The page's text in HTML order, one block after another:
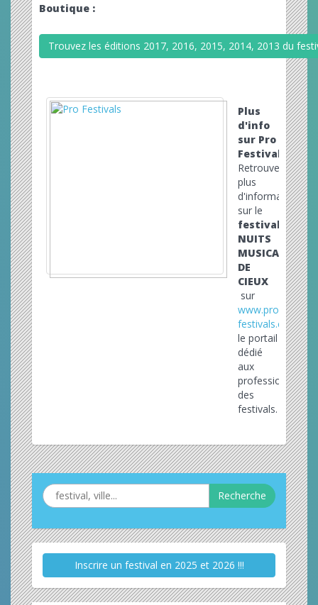
Boutique :
Trouvez les éditions 2017, 2016, 2015, 2014, 2013 du
Plus
d'info
sur Pro
Festivals
Retrouvez
plus
d'informations
sur le
festival
NUITS
MUSICALES
DE
CIEUX
sur
www.pro-
festivals.com
le portail
dédié
aux
professionnels
des
festivals.
Recherche
Inscrire un festival en 2025 et 2026 !!!